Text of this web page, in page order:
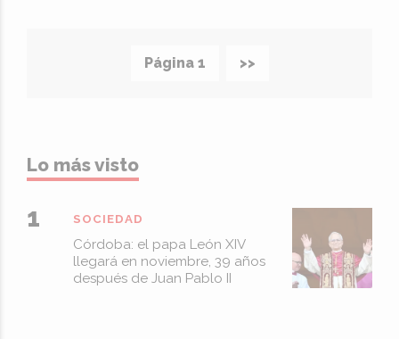
Página 1 >>
Lo más visto
Córdoba: el papa León XIV
llegará en noviembre, 39 años
después de Juan Pablo II
SOCIEDAD